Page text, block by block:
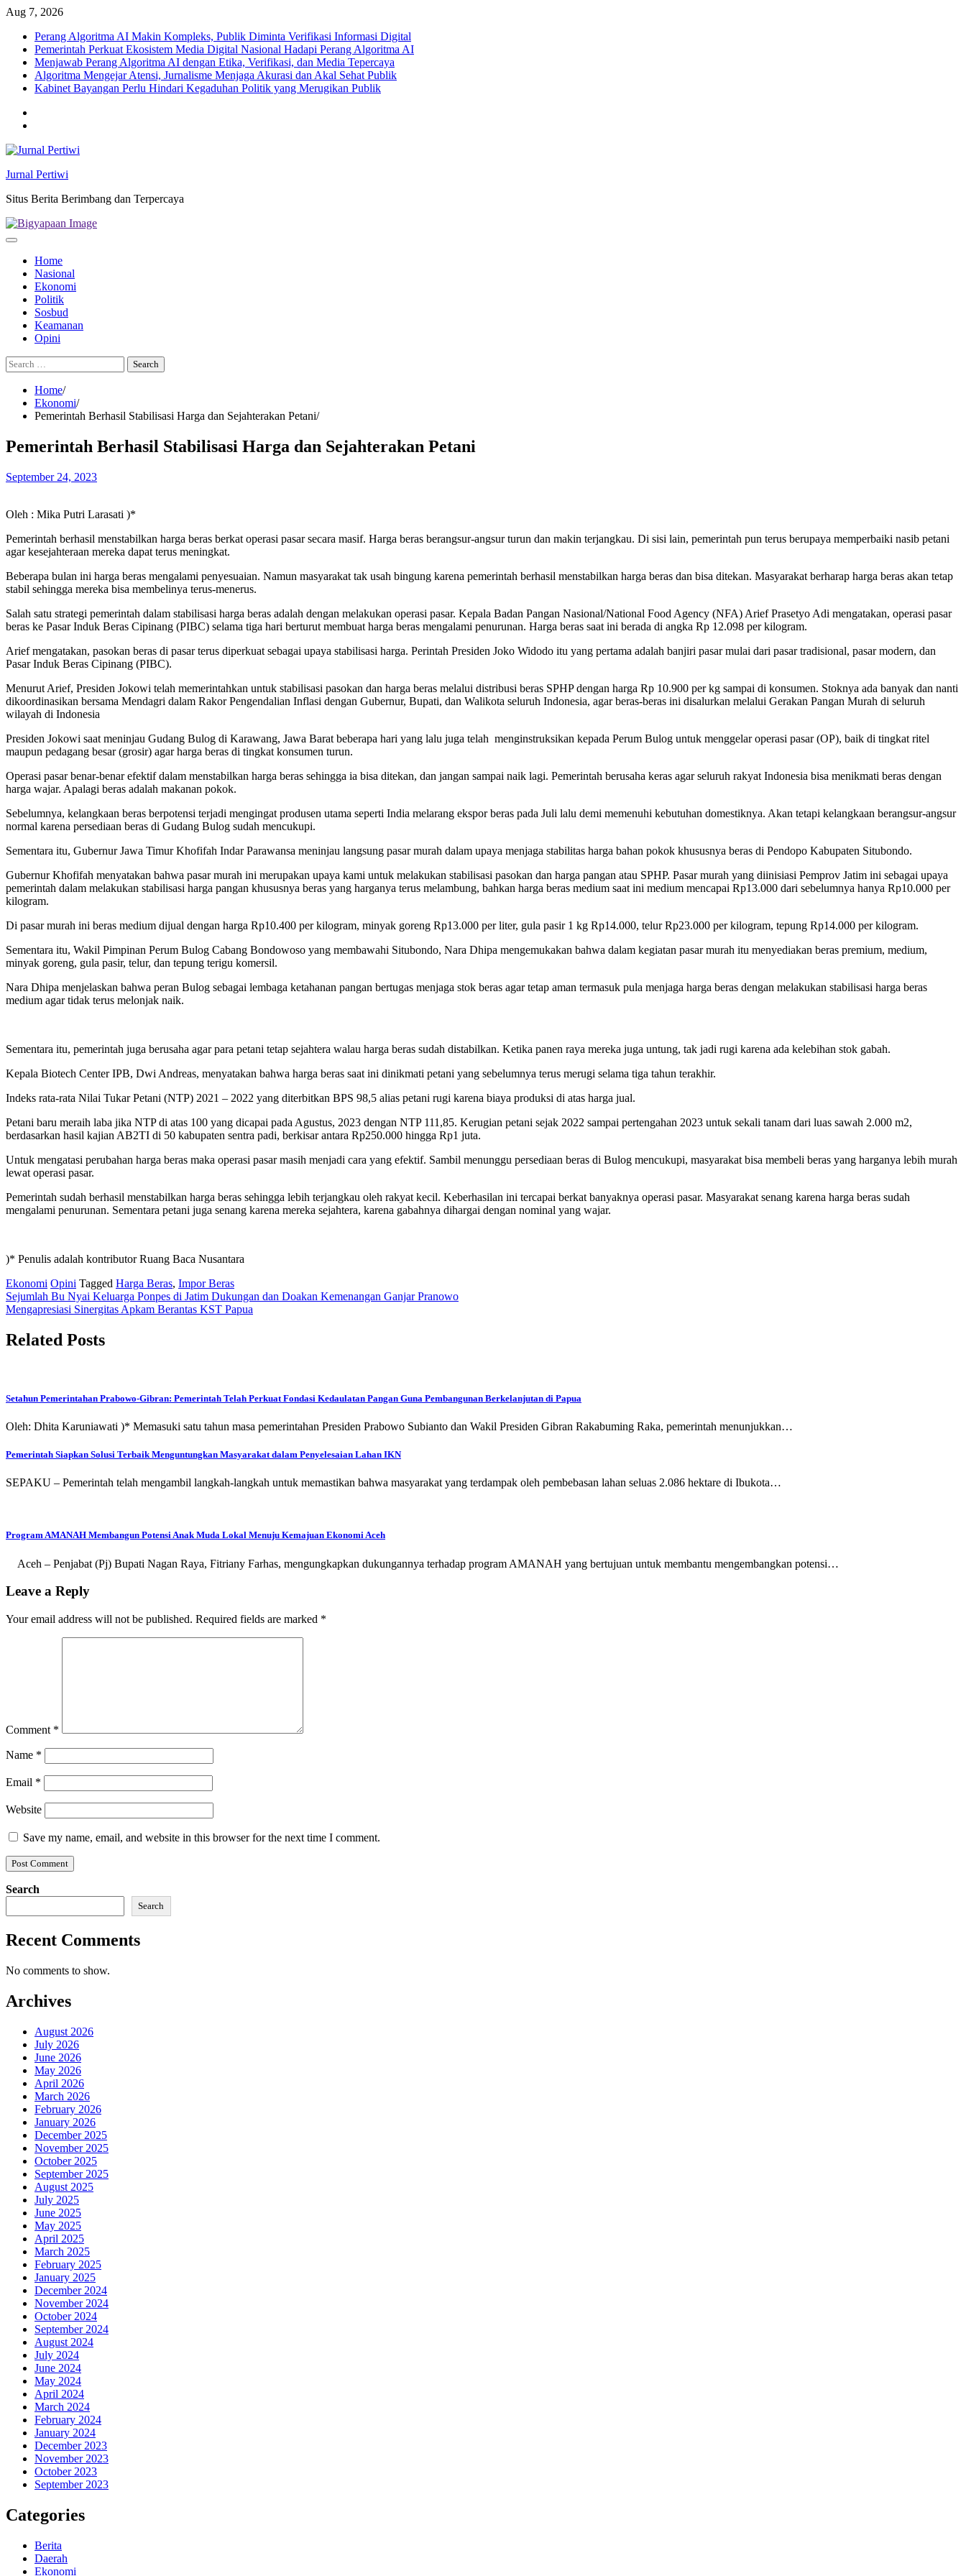
Skip
content
Aug 7, 2026
Perang Algoritma AI Makin Kompleks, Publik Diminta Verifikasi Informasi Digital
Pemerintah Perkuat Ekosistem Media Digital Nasional Hadapi Perang Algoritma AI
Menjawab Perang Algoritma AI dengan Etika, Verifikasi, dan Media Tepercaya
Algoritma Mengejar Atensi, Jurnalisme Menjaga Akurasi dan Akal Sehat Publik
Kabinet Bayangan Perlu Hindari Kegaduhan Politik yang Merugikan Publik
Jurnal Pertiwi
Situs Berita Berimbang dan Terpercaya
Home
Nasional
Ekonomi
Politik
Sosbud
Keamanan
Opini
Search
for:
Home
Ekonomi
Pemerintah Berhasil Stabilisasi Harga dan Sejahterakan Petani
Pemerintah Berhasil Stabilisasi Harga dan Sejahterakan Petani
September 24, 2023
Oleh : Mika Putri Larasati )*
Pemerintah berhasil menstabilkan harga beras berkat operasi pasar secara masif. Harga beras berangsur-angsur turun dan makin terjangkau. Di sisi lain, pemerintah pun terus berupaya memperbaiki nasib petani
agar kesejahteraan mereka dapat terus meningkat.
Beberapa bulan ini harga beras mengalami penyesuaian. Namun masyarakat tak usah bingung karena pemerintah berhasil menstabilkan harga beras dan bisa ditekan. Masyarakat berharap harga beras akan tetap
stabil sehingga mereka bisa membelinya terus-menerus.
Salah satu strategi pemerintah dalam stabilisasi harga beras adalah dengan melakukan operasi pasar. Kepala Badan Pangan Nasional/National Food Agency (NFA) Arief Prasetyo Adi mengatakan, operasi pasar
beras ke Pasar Induk Beras Cipinang (PIBC) selama tiga hari berturut membuat harga beras mengalami penurunan. Harga beras saat ini berada di angka Rp 12.098 per kilogram.
Arief mengatakan, pasokan beras di pasar terus diperkuat sebagai upaya stabilisasi harga. Perintah Presiden Joko Widodo itu yang pertama adalah banjiri pasar mulai dari pasar tradisional, pasar modern, dan
Pasar Induk Beras Cipinang (PIBC).
Menurut Arief, Presiden Jokowi telah memerintahkan untuk stabilisasi pasokan dan harga beras melalui distribusi beras SPHP dengan harga Rp 10.900 per kg sampai di konsumen. Stoknya ada banyak dan nanti
dikoordinasikan bersama Mendagri dalam Rakor Pengendalian Inflasi dengan Gubernur, Bupati, dan Walikota seluruh Indonesia, agar beras-beras ini disalurkan melalui Gerakan Pangan Murah di seluruh
wilayah di Indonesia
Presiden Jokowi saat meninjau Gudang Bulog di Karawang, Jawa Barat beberapa hari yang lalu juga telah menginstruksikan kepada Perum Bulog untuk menggelar operasi pasar (OP), baik di tingkat ritel
maupun pedagang besar (grosir) agar harga beras di tingkat konsumen turun.
Operasi pasar benar-benar efektif dalam menstabilkan harga beras sehingga ia bisa ditekan, dan jangan sampai naik lagi. Pemerintah berusaha keras agar seluruh rakyat Indonesia bisa menikmati beras dengan
harga wajar. Apalagi beras adalah makanan pokok.
Sebelumnya, kelangkaan beras berpotensi terjadi mengingat produsen utama seperti India melarang ekspor beras pada Juli lalu demi memenuhi kebutuhan domestiknya. Akan tetapi kelangkaan berangsur-angsur
normal karena persediaan beras di Gudang Bulog sudah mencukupi.
Sementara itu, Gubernur Jawa Timur Khofifah Indar Parawansa meninjau langsung pasar murah dalam upaya menjaga stabilitas harga bahan pokok khususnya beras di Pendopo Kabupaten Situbondo.
Gubernur Khofifah menyatakan bahwa pasar murah ini merupakan upaya kami untuk melakukan stabilisasi pasokan dan harga pangan atau SPHP. Pasar murah yang diinisiasi Pemprov Jatim ini sebagai upaya
pemerintah dalam melakukan stabilisasi harga pangan khususnya beras yang harganya terus melambung, bahkan harga beras medium saat ini medium mencapai Rp13.000 dari sebelumnya hanya Rp10.000 per
kilogram.
Di pasar murah ini beras medium dijual dengan harga Rp10.400 per kilogram, minyak goreng Rp13.000 per liter, gula pasir 1 kg Rp14.000, telur Rp23.000 per kilogram, tepung Rp14.000 per kilogram.
Sementara itu, Wakil Pimpinan Perum Bulog Cabang Bondowoso yang membawahi Situbondo, Nara Dhipa mengemukakan bahwa dalam kegiatan pasar murah itu menyediakan beras premium, medium,
minyak goreng, gula pasir, telur, dan tepung terigu komersil.
Nara Dhipa menjelaskan bahwa peran Bulog sebagai lembaga ketahanan pangan bertugas menjaga stok beras agar tetap aman termasuk pula menjaga harga beras dengan melakukan stabilisasi harga beras
medium agar tidak terus melonjak naik.
Sementara itu, pemerintah juga berusaha agar para petani tetap sejahtera walau harga beras sudah distabilkan. Ketika panen raya mereka juga untung, tak jadi rugi karena ada kelebihan stok gabah.
Kepala Biotech Center IPB, Dwi Andreas, menyatakan bahwa harga beras saat ini dinikmati petani yang sebelumnya terus merugi selama tiga tahun terakhir.
Indeks rata-rata Nilai Tukar Petani (NTP) 2021 – 2022 yang diterbitkan BPS 98,5 alias petani rugi karena biaya produksi di atas harga jual.
Petani baru meraih laba jika NTP di atas 100 yang dicapai pada Agustus, 2023 dengan NTP 111,85. Kerugian petani sejak 2022 sampai pertengahan 2023 untuk sekali tanam dari luas sawah 2.000 m2,
berdasarkan hasil kajian AB2TI di 50 kabupaten sentra padi, berkisar antara Rp250.000 hingga Rp1 juta.
Untuk mengatasi perubahan harga beras maka operasi pasar masih menjadi cara yang efektif. Sambil menunggu persediaan beras di Bulog mencukupi, masyarakat bisa membeli beras yang harganya lebih murah
lewat operasi pasar.
Pemerintah sudah berhasil menstabilkan harga beras sehingga lebih terjangkau oleh rakyat kecil. Keberhasilan ini tercapai berkat banyaknya operasi pasar. Masyarakat senang karena harga beras sudah
mengalami penurunan. Sementara petani juga senang karena mereka sejahtera, karena gabahnya dihargai dengan nominal yang wajar.
)* Penulis adalah kontributor Ruang Baca Nusantara
Ekonomi Opini Tagged Harga Beras, Impor Beras
Post
navigation
Sejumlah Bu Nyai Keluarga Ponpes di Jatim Dukungan dan Doakan Kemenangan Ganjar Pranowo
Mengapresiasi Sinergitas Apkam Berantas KST Papua
Related Posts
Setahun Pemerintahan Prabowo-Gibran: Pemerintah Telah Perkuat Fondasi Kedaulatan Pangan Guna Pembangunan Berkelanjutan di Papua
Oleh: Dhita Karuniawati )* Memasuki satu tahun masa pemerintahan Presiden Prabowo Subianto dan Wakil Presiden Gibran Rakabuming Raka, pemerintah menunjukkan…
Pemerintah Siapkan Solusi Terbaik Menguntungkan Masyarakat dalam Penyelesaian Lahan IKN
SEPAKU – Pemerintah telah mengambil langkah-langkah untuk memastikan bahwa masyarakat yang terdampak oleh pembebasan lahan seluas 2.086 hektare di Ibukota…
Program AMANAH Membangun Potensi Anak Muda Lokal Menuju Kemajuan Ekonomi Aceh
Aceh – Penjabat (Pj) Bupati Nagan Raya, Fitriany Farhas, mengungkapkan dukungannya terhadap program AMANAH yang bertujuan untuk membantu mengembangkan potensi…
Leave a Reply
Your email address will not be published. Required fields are marked *
Comment *
Name *
Email *
Website
Save my name, email, and website in this browser for the next time I comment.
Search
Search
Recent Comments
No comments to show.
Archives
August 2026
July 2026
June 2026
May 2026
April 2026
March 2026
February 2026
January 2026
December 2025
November 2025
October 2025
September 2025
August 2025
July 2025
June 2025
May 2025
April 2025
March 2025
February 2025
January 2025
December 2024
November 2024
October 2024
September 2024
August 2024
July 2024
June 2024
May 2024
April 2024
March 2024
February 2024
January 2024
December 2023
November 2023
October 2023
September 2023
Categories
Berita
Daerah
Ekonomi